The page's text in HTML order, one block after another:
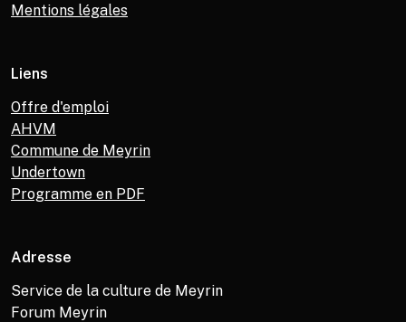
Mentions légales
Liens
Offre d'emploi
AHVM
Commune de Meyrin
Undertown
Programme en PDF
Adresse
Service de la culture de Meyrin
Forum Meyrin